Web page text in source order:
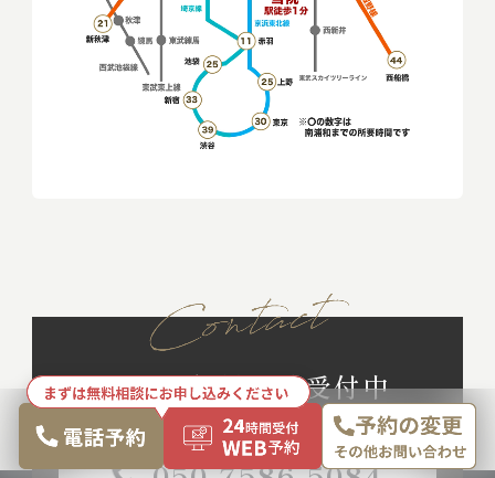
お口の無料相談受付中